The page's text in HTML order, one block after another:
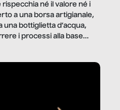
né il valore né i
a una borsa artigianale,
bottiglietta d’acqua,
i processi alla base
fanno la nostra vita